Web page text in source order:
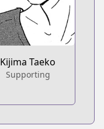
Kijima Taeko
Supporting